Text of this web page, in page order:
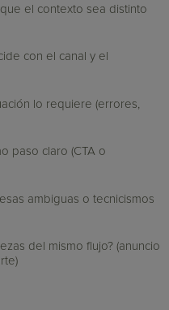
el contexto sea distinto
con el canal y el
lo requiere (errores,
paso claro (CTA o
ambiguas o tecnicismos
del mismo flujo? (anuncio